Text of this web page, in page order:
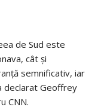
de Sud este
cât și
semnificativ, iar
declarat Geoffrey
CNN.